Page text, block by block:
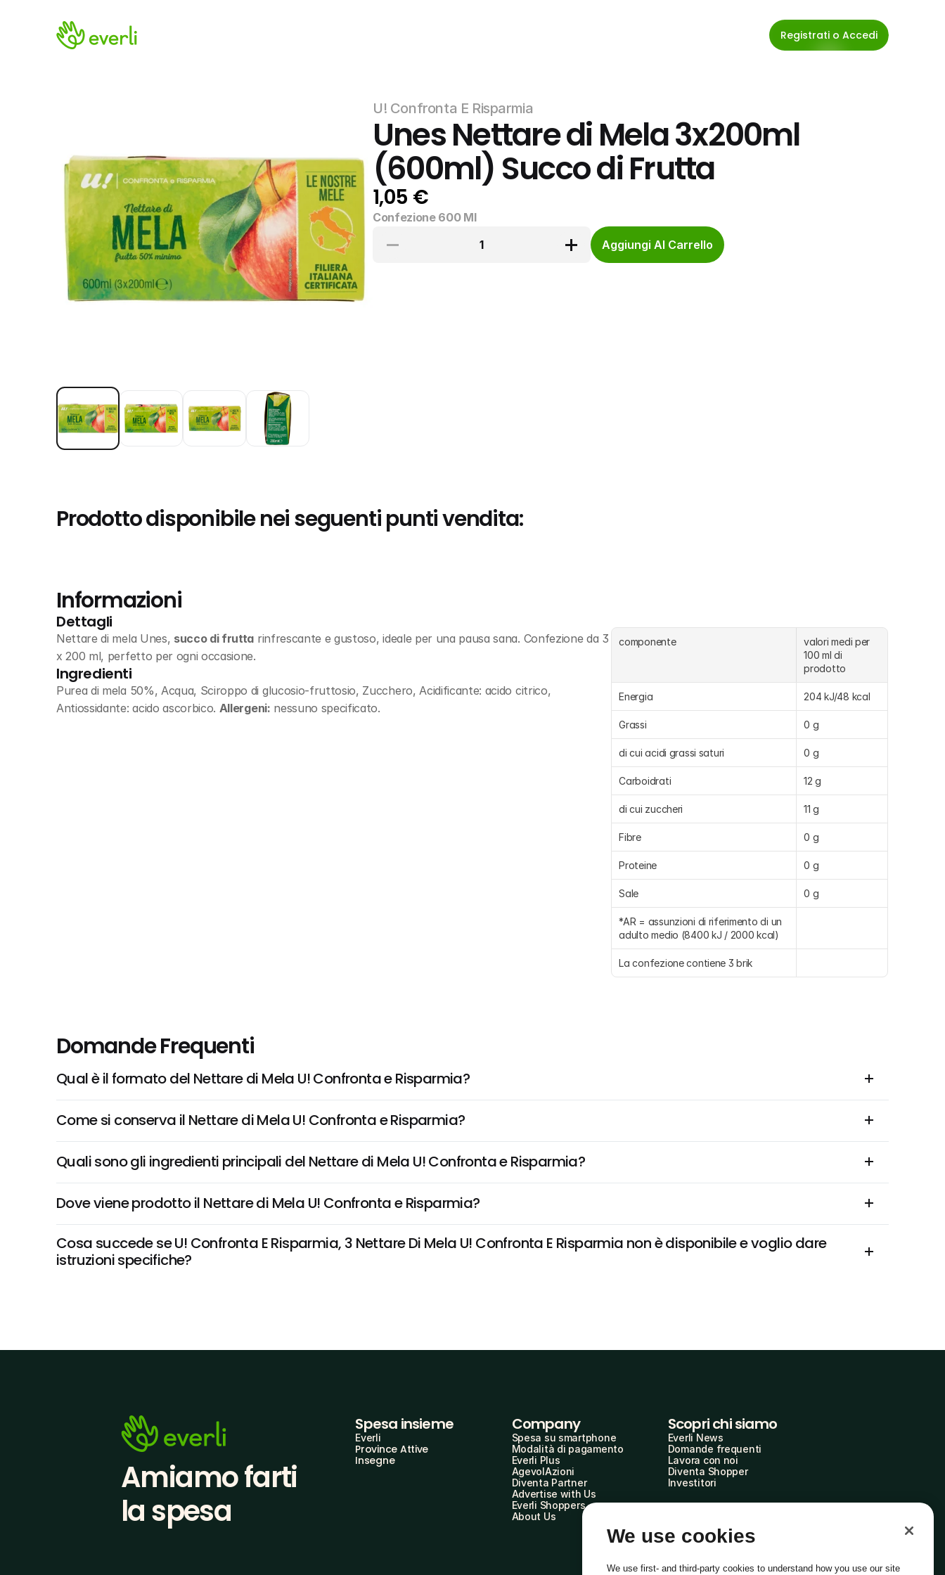
Registrati o Accedi
U! Confronta E Risparmia
Unes Nettare di Mela 3x200ml
(600ml) Succo di Frutta
1,05 €
Confezione 600 Ml
1
Aggiungi Al Carrello
Prodotto disponibile nei seguenti punti vendita:
Informazioni
Dettagli
Nettare di mela Unes, succo di frutta rinfrescante e gustoso, ideale per una pausa sana. Confezione da 3
x 200 ml, perfetto per ogni occasione.
Ingredienti
Purea di mela 50%, Acqua, Sciroppo di glucosio-fruttosio, Zucchero, Acidificante: acido citrico,
Antiossidante: acido ascorbico. Allergeni: nessuno specificato.
componente
valori medi per
100 ml di
prodotto
Energia 204 kJ/48 kcal
Grassi 0 g
di cui acidi grassi saturi 0 g
Carboidrati 12 g
di cui zuccheri 11 g
Fibre 0 g
Proteine 0 g
Sale 0 g
*AR = assunzioni di riferimento di un
adulto medio (8400 kJ / 2000 kcal)
La confezione contiene 3 brik
Domande Frequenti
Qual è il formato del Nettare di Mela U! Confronta e Risparmia?
Come si conserva il Nettare di Mela U! Confronta e Risparmia?
Quali sono gli ingredienti principali del Nettare di Mela U! Confronta e Risparmia?
Dove viene prodotto il Nettare di Mela U! Confronta e Risparmia?
Cosa succede se U! Confronta E Risparmia, 3 Nettare Di Mela U! Confronta E Risparmia non è disponibile e voglio dare
istruzioni specifiche?
Amiamo farti
la spesa
Spesa insieme
Everli
Province Attive
Insegne
Company
Spesa su smartphone
Modalità di pagamento
Everli Plus
AgevolAzioni
Diventa Partner
Advertise with Us
Everli Shoppers
About Us
Scopri chi siamo
Everli News
Domande frequenti
Lavora con noi
Diventa Shopper
Investitori
We use cookies
We use first- and third-party cookies to understand how you use our site